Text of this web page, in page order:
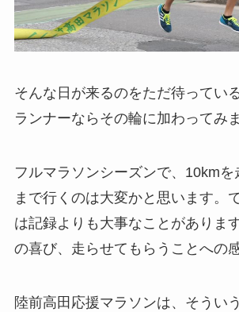
そんな日が来るのをただ待ってい
ランナーならその輪に加わってみ
フルマラソンシーズンで、10kmを
まで行くのは大変かと思います。
は記録よりも大事なことがありま
の喜び、走らせてもらうことへの感
陸前高田応援マラソンは、そうい